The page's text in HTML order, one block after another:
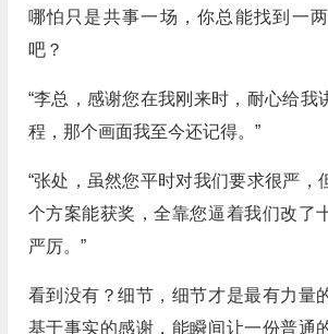
哪怕只是共事一场，你总能找到一
吧？
“李总，感谢您在我刚来时，耐心给我
程，那个画面我至今还记得。”
“张处，虽然您平时对我们要求很严，
个方案能获奖，全靠您逼着我们改了
严厉。”
看到没有？细节，细节才是最有力量
基于事实的感谢，能瞬间让一份普通